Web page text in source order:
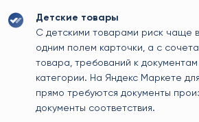
Детские товары
С детскими товарами риск чаще
одним полем карточки, а с
товара, требований к
категории. На Яндекс Маркете
прямо требуются документы
документы соответствия.